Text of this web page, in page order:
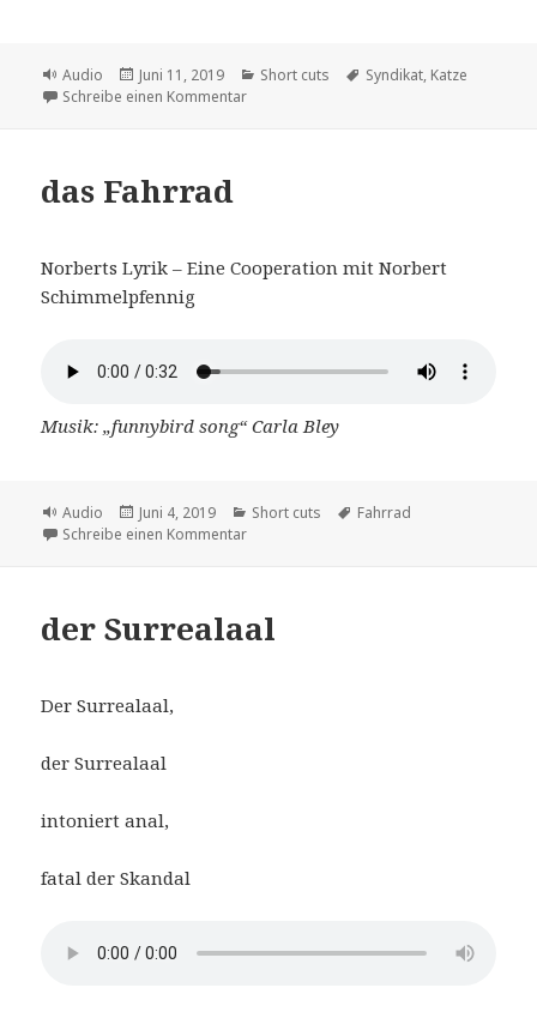
Format
Audio
Veröffentlicht
am
Juni 11, 2019 Kategorien
Short cuts Schlagwörter
Syndikat, Katze
Schreibe einen Kommentarzu die Syndikatze
das Fahrrad
Norberts Lyrik – Eine Cooperation mit Norbert
Schimmelpfennig
Musik: „funnybird song“ Carla Bley
Format
Audio
Veröffentlicht
am
Juni 4, 2019 Kategorien
Short cuts Schlagwörter
Fahrrad
Schreibe einen Kommentarzu das Fahrrad
der Surrealaal
Der Surrealaal,
der Surrealaal
intoniert anal,
fatal der Skandal